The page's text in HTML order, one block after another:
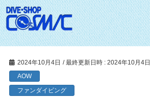
2024年10月4日 / 最終更新日時 : 2024年10月4日
AOW
ファンダイビング